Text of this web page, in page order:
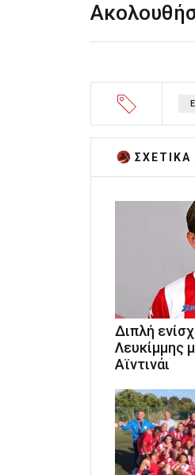
Διπλή
Λευκίμμης
Αϊντινάι